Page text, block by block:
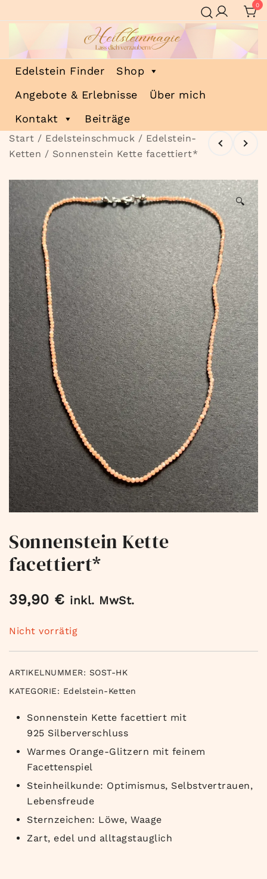
Inhalt
0
Heilsteinmagie
Lass dich verzaubern
Edelstein Finder
Shop
Angebote & Erlebnisse
Über mich
Kontakt
Beiträge
Start / Edelsteinschmuck / Edelstein-
Ketten / Sonnenstein Kette facettiert*
🔍
Sonnenstein Kette
facettiert*
39,90 € inkl. MwSt.
Nicht vorrätig
ARTIKELNUMMER: SOST-HK
KATEGORIE: Edelstein-Ketten
Sonnenstein Kette facettiert mit
925 Silberverschluss
Warmes Orange-Glitzern mit feinem
Facettenspiel
Steinheilkunde: Optimismus, Selbstvertrauen,
Lebensfreude
Sternzeichen: Löwe, Waage
Zart, edel und alltagstauglich